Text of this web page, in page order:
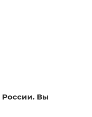
России. Вы